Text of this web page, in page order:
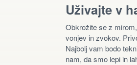
Uživajte v
Obkrožite se z
vonjev in zvokov.
Najbolj vam bodo
nam, da smo lepi in